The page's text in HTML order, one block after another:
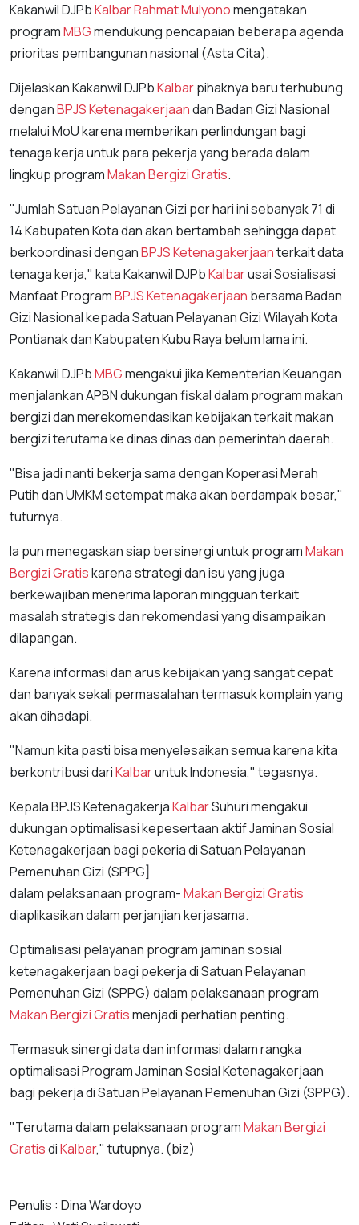
Kakanwil DJPbKalbarRahmat Mulyonomengatakan
programMBGmendukung pencapaian beberapa agenda
prioritas pembangunan nasional (Asta Cita).
Dijelaskan Kakanwil DJPbKalbarpihaknya baru terhubung
denganBPJS Ketenagakerjaandan Badan Gizi Nasional
melalui MoU karena memberikan perlindungan bagi
tenaga kerja untuk para pekerja yang berada dalam
lingkup programMakan Bergizi Gratis.
"Jumlah Satuan Pelayanan Gizi per hari ini sebanyak 71 di
14 Kabupaten Kota dan akan bertambah sehingga dapat
berkoordinasi denganBPJS Ketenagakerjaanterkait data
tenaga kerja," kata Kakanwil DJPbKalbarusai Sosialisasi
Manfaat ProgramBPJS Ketenagakerjaan bersama Badan
Gizi Nasional kepada Satuan Pelayanan Gizi Wilayah Kota
Pontianak dan Kabupaten Kubu Raya belum lama ini.
Kakanwil DJPbMBGmengakui jika Kementerian Keuangan
menjalankan APBN dukungan fiskal dalam program makan
bergizi dan merekomendasikan kebijakan terkait makan
bergizi terutama ke dinas dinas dan pemerintah daerah.
"Bisa jadi nanti bekerja sama dengan Koperasi Merah
Putih dan UMKM setempat maka akan berdampak besar,"
tuturnya.
Ia pun menegaskan siap bersinergi untuk programMakan
Bergizi Gratiskarena strategi dan isu yang juga
berkewajiban menerima laporan mingguan terkait
masalah strategis dan rekomendasi yang disampaikan
dilapangan.
Karena informasi dan arus kebijakan yang sangat cepat
dan banyak sekali permasalahan termasuk komplain yang
akan dihadapi.
"Namun kita pasti bisa menyelesaikan semua karena kita
berkontribusi dariKalbaruntuk Indonesia," tegasnya.
Kepala BPJS KetenagakerjaKalbarSuhuri mengakui
dukungan optimalisasi kepesertaan aktif Jaminan Sosial
Ketenagakerjaan bagi pekeria di Satuan Pelayanan
Pemenuhan Gizi (SPPG]
dalam pelaksanaan program-Makan Bergizi Gratis
diaplikasikan dalam perjanjian kerjasama.
Optimalisasi pelayanan program jaminan sosial
ketenagakerjaan bagi pekerja di Satuan Pelayanan
Pemenuhan Gizi (SPPG) dalam pelaksanaan program
Makan Bergizi Gratismenjadi perhatian penting.
Termasuk sinergi data dan informasi dalam rangka
optimalisasi Program Jaminan Sosial Ketenagakerjaan
bagi pekerja di Satuan Pelayanan Pemenuhan Gizi (SPPG).
"Terutama dalam pelaksanaan programMakan Bergizi
GratisdiKalbar," tutupnya. (biz)
Penulis : Dina Wardoyo